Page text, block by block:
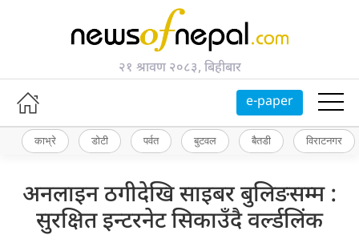
२१ श्रावण २०८३, बिहीबार
e-paper
काभ्रे डोटी पर्वत बुटवल बैतडी विराटनगर
अनलाइन ठगीदेखि साइबर बुलिङसम्म :
सुरक्षित इन्टरनेट सिकाउँदै वर्ल्डलिंक